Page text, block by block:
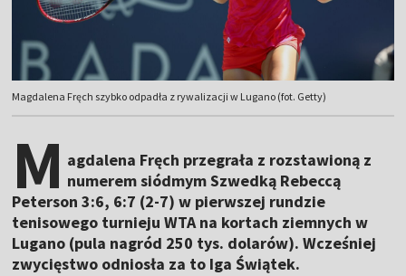
Magdalena Fręch szybko odpadła z rywalizacji w Lugano (fot. Getty)
M agdalena Fręch przegrała z rozstawioną z
numerem siódmym Szwedką Rebeccą
Peterson 3:6, 6:7 (2-7) w pierwszej rundzie
tenisowego turnieju WTA na kortach ziemnych w
Lugano (pula nagród 250 tys. dolarów). Wcześniej
zwycięstwo odniosła za to Iga Świątek.